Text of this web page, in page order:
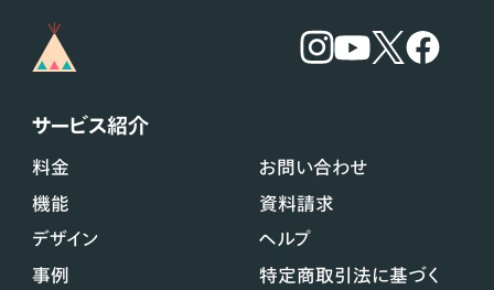
サービス紹介
料金
機能
デザイン
事例
お問い合わせ
資料請求
ヘルプ
特定商取引法に基づく